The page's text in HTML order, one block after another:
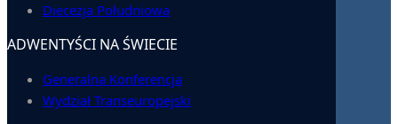
Diecezja Południowa
ADWENTYŚCI NA ŚWIECIE
Generalna Konferencja
Wydział Transeuropejski